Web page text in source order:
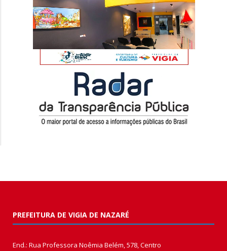
PREFEITURA DE VIGIA DE NAZARÉ
End.: Rua Professora Noêmia Belém, 578, Centro